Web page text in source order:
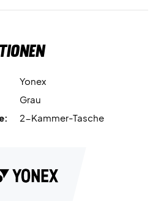
kleinere Reißverschlusstasche,
leicht verstecken können.
dem Griff in der Hand
Yonex
Grau
2-Kammer-Tasche